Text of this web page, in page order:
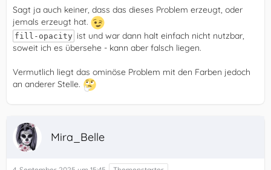
Sagt ja auch keiner, dass das dieses Problem erzeugt, oder
jemals erzeugt hat.
fill-opacity ist und war dann halt einfach nicht nutzbar,
soweit ich es übersehe - kann aber falsch liegen.
Vermutlich liegt das ominöse Problem mit den Farben jedoch
an anderer Stelle.
Mira_Belle